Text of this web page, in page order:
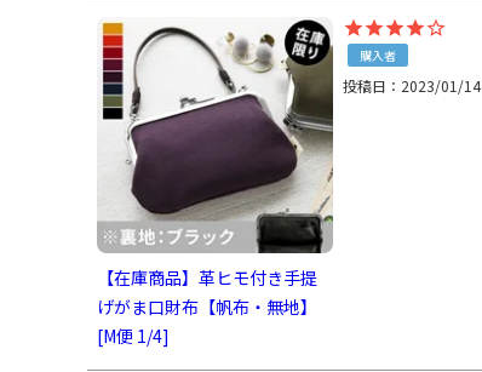
【在庫商品】革ヒモ付き手提
げがま口財布【帆布・無地】
[M便 1/4]
購入者
投稿日 2023/01/14